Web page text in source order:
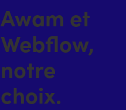
Awam et
Webflow,
notre
choix.